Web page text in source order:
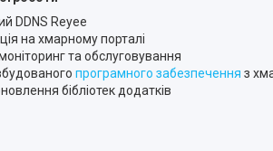
DDNS Reyee
на хмарному порталі
та обслуговування
програмного забезпечення з
бібліотек додатків